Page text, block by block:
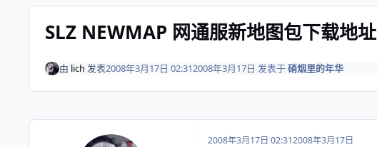
SLZ NEWMAP 网通服新地图包下载地址
由 lich 发表2008年3月17日 02:312008年3月17日 发表于硝烟里的年华
2008年3月17日 02:312008年3月17日